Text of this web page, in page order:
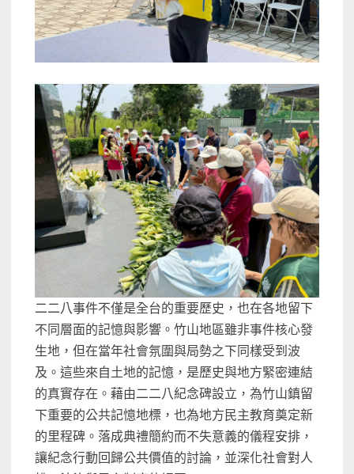
二二八事件不僅是全台的重要歷史，也在各地留下
不同層面的記憶與影響。竹山地區雖非事件核心發
生地，但在當年社會氛圍與局勢之下同樣受到波
及。這些來自土地的記憶，是歷史與地方緊密連結
的真實存在。藉由二二八紀念碑設立，為竹山鎮留
下重要的公共記憶地標，也為地方民主教育奠定新
的里程碑。落成典禮簡約而不失意義的儀程安排，
讓紀念行動回歸公共價值的討論，並深化社會對人